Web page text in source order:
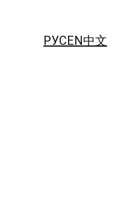
РУСEN中文